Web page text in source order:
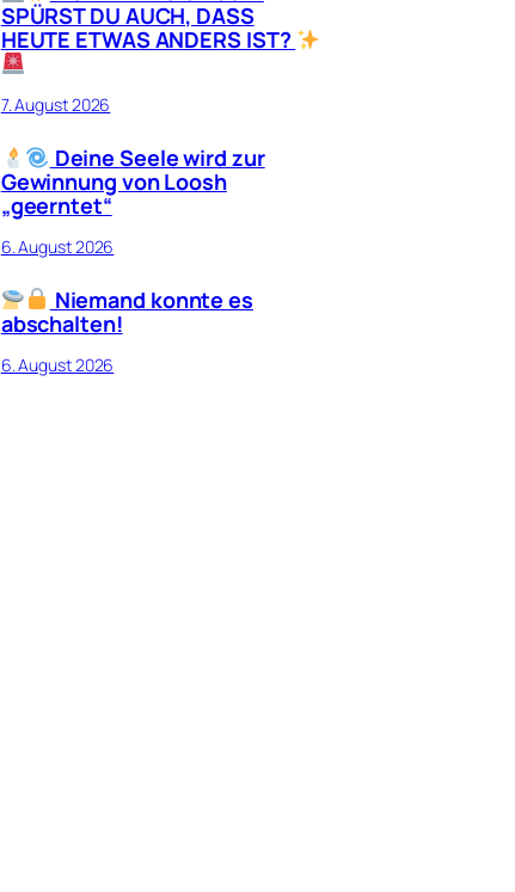
SPÜRST DU AUCH, DASS
HEUTE ETWAS ANDERS IST?
7. August 2026
Deine Seele wird zur
Gewinnung von Loosh
„geerntet“
6. August 2026
Niemand konnte es
abschalten!
6. August 2026